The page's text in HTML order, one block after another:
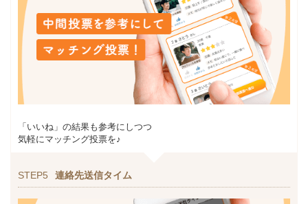
「いいね」の結果も参考にしつつ
気軽にマッチング投票を♪
STEP5 連絡先送信タイム